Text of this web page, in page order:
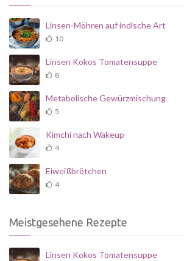
Linsen-Möhren auf indische Art
10
Linsen Kokos Tomatensuppe
8
Metabolische Gewürzmischung
5
Kimchi nach Wakeup
4
Eiweißbrötchen
4
Meistgesehene Rezepte
Linsen Kokos Tomatensuppe